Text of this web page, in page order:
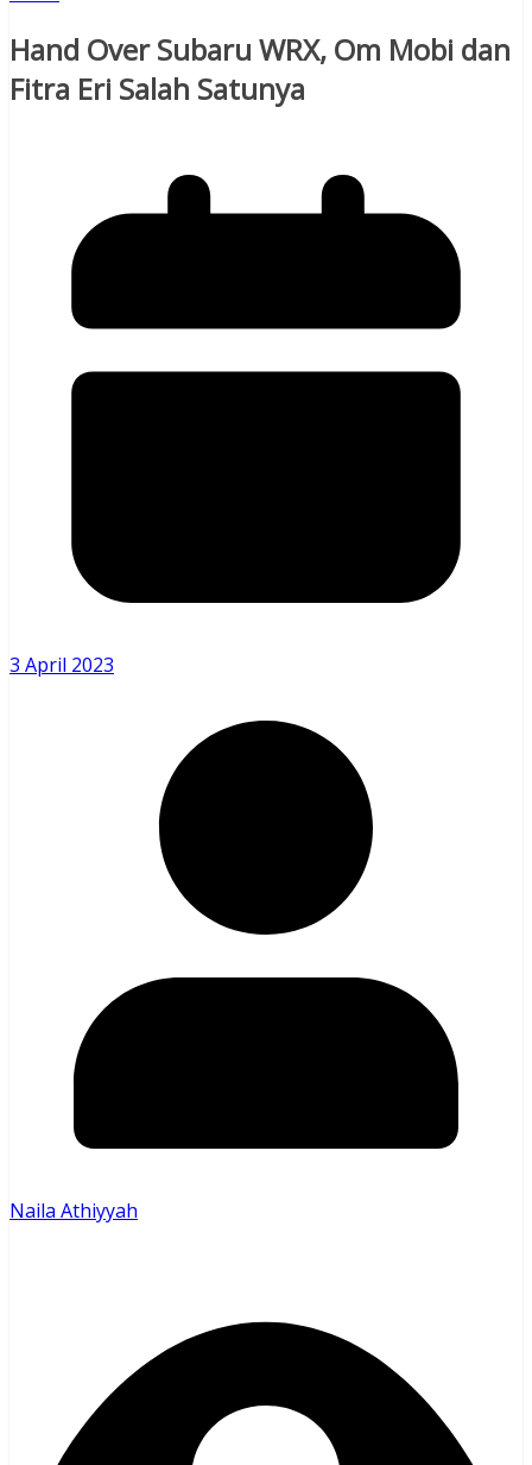
Hand Over Subaru WRX, Om Mobi dan
Fitra Eri Salah Satunya
3 April 2023
Naila Athiyyah